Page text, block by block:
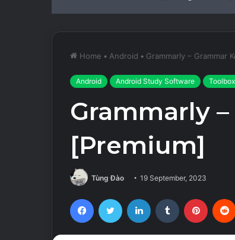
Home • Android • Grammarly – Grammar
Android Android Study Software
Grammarly
[Premium]
Tùng Đào 19 September, 2023
FacebookTwitter LinkedIn Tumblr